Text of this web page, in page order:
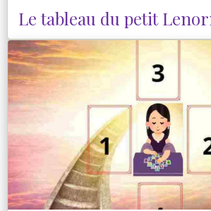
Le tableau du petit